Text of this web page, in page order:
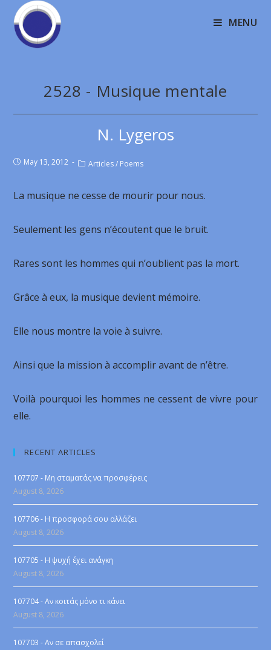
MENU
2528 - Musique mentale
N. Lygeros
May 13, 2012 Articles / Poems
La musique ne cesse de mourir pour nous.
Seulement les gens n’écoutent que le bruit.
Rares sont les hommes qui n’oublient pas la mort.
Grâce à eux, la musique devient mémoire.
Elle nous montre la voie à suivre.
Ainsi que la mission à accomplir avant de n’être.
Voilà pourquoi les hommes ne cessent de vivre pour
elle.
RECENT ARTICLES
107707 - Μη σταματάς να προσφέρεις
August 8, 2026
107706 - Η προσφορά σου αλλάζει
August 8, 2026
107705 - Η ψυχή έχει ανάγκη
August 8, 2026
107704 - Αν κοιτάς μόνο τι κάνει
August 8, 2026
107703 - Αν σε απασχολεί